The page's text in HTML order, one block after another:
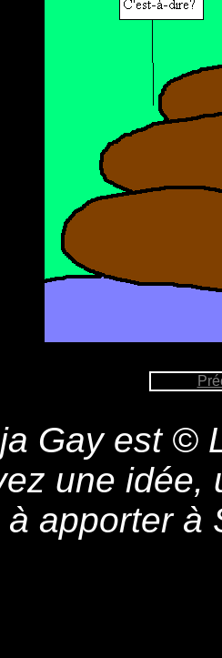
Gay est ©
une idée,
à apporter à